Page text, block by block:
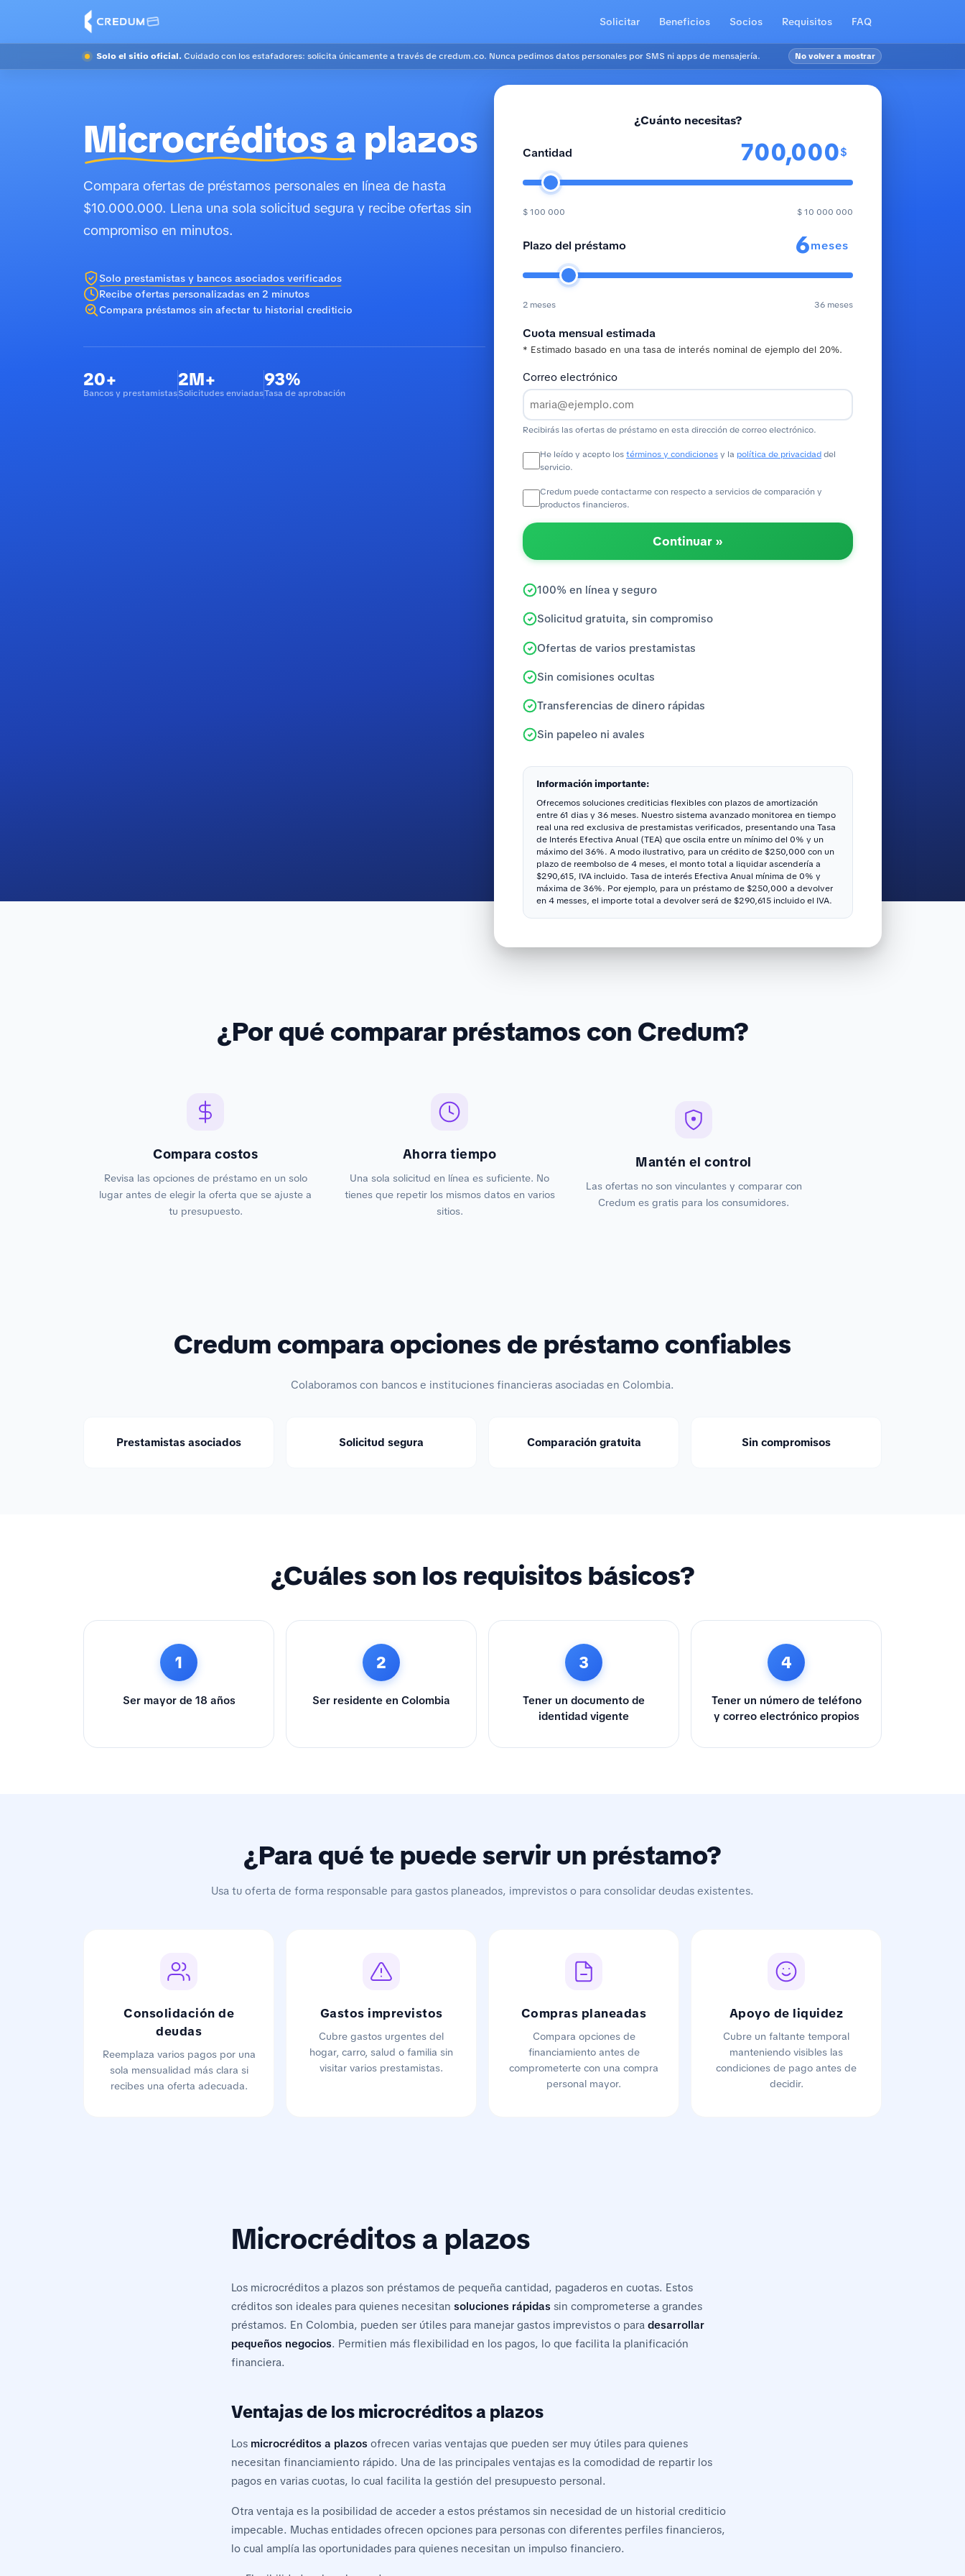
Solicitar Beneficios Socios Requisitos FAQ
Solo el sitio oficial. Cuidado con los estafadores: solicita únicamente a través de credum.co. Nunca pedimos datos personales por SMS ni apps de mensajería. No volver a mostrar
Microcréditos aplazos
Compara ofertas de préstamos personales en línea de hasta
$10.000.000. Llena una sola solicitud segura y recibe ofertas sin
compromiso en minutos.
Solo prestamistas y bancos asociados verificados
Recibe ofertas personalizadas en 2 minutos
Compara préstamos sin afectar tu historial crediticio
20+
Bancos y prestamistas
2M+
Solicitudes enviadas
93%
Tasa de aprobación
¿Cuánto necesitas?
Cantidad $
$ 100 000 $ 10 000 000
Plazo del préstamo meses
2 meses 36 meses
Cuota mensual estimada
* Estimado basado en una tasa de interés nominal de ejemplo del 20%.
Correo electrónico
Recibirás las ofertas de préstamo en esta dirección de correo electrónico.
He leído y acepto lostérminos y condicionesy la política de privacidaddel
servicio.
Credum puede contactarme con respecto a servicios de comparación y
productos financieros.
Continuar »
100% en línea y seguro
Solicitud gratuita, sin compromiso
Ofertas de varios prestamistas
Sin comisiones ocultas
Transferencias de dinero rápidas
Sin papeleo ni avales
Información importante:
Ofrecemos soluciones crediticias flexibles con plazos de amortización
entre 61 dias y 36 meses. Nuestro sistema avanzado monitorea en tiempo
real una red exclusiva de prestamistas verificados, presentando una Tasa
de Interés Efectiva Anual (TEA) que oscila entre un mínimo del 0% y un
máximo del 36%. A modo ilustrativo, para un crédito de $250,000 con un
plazo de reembolso de 4 meses, el monto total a liquidar ascendería a
$290,615, IVA incluido. Tasa de interés Efectiva Anual mínima de 0% y
máxima de 36%. Por ejemplo, para un préstamo de $250,000 a devolver
en 4 messes, el importe total a devolver será de $290,615 incluido el IVA.
¿Por qué comparar préstamos con Credum?
Compara costos
Revisa las opciones de préstamo en un solo
lugar antes de elegir la oferta que se ajuste a
tu presupuesto.
Ahorra tiempo
Una sola solicitud en línea es suficiente. No
tienes que repetir los mismos datos en varios
sitios.
Mantén el control
Las ofertas no son vinculantes y comparar con
Credum es gratis para los consumidores.
Credum compara opciones de préstamo confiables
Colaboramos con bancos e instituciones financieras asociadas en Colombia.
Prestamistas asociados Solicitud segura Comparación gratuita Sin compromisos
¿Cuáles son los requisitos básicos?
1
Ser mayor de 18 años
2
Ser residente en Colombia
3
Tener un documento de
identidad vigente
4
Tener un número de teléfono
y correo electrónico propios
¿Para qué te puede servir un préstamo?
Usa tu oferta de forma responsable para gastos planeados, imprevistos o para consolidar deudas existentes.
Consolidación de
deudas
Reemplaza varios pagos por una
sola mensualidad más clara si
recibes una oferta adecuada.
Gastos imprevistos
Cubre gastos urgentes del
hogar, carro, salud o familia sin
visitar varios prestamistas.
Compras planeadas
Compara opciones de
financiamiento antes de
comprometerte con una compra
personal mayor.
Apoyo de liquidez
Cubre un faltante temporal
manteniendo visibles las
condiciones de pago antes de
decidir.
Microcréditos a plazos
Los microcréditos a plazos son préstamos de pequeña cantidad, pagaderos en cuotas. Estos
créditos son ideales para quienes necesitan soluciones rápidas sin comprometerse a grandes
préstamos. En Colombia, pueden ser útiles para manejar gastos imprevistos o para desarrollar
pequeños negocios. Permitien más flexibilidad en los pagos, lo que facilita la planificación
financiera.
Ventajas de los microcréditos a plazos
Los microcréditos a plazos ofrecen varias ventajas que pueden ser muy útiles para quienes
necesitan financiamiento rápido. Una de las principales ventajas es la comodidad de repartir los
pagos en varias cuotas, lo cual facilita la gestión del presupuesto personal.
Otra ventaja es la posibilidad de acceder a estos préstamos sin necesidad de un historial crediticio
impecable. Muchas entidades ofrecen opciones para personas con diferentes perfiles financieros,
lo cual amplía las oportunidades para quienes necesitan un impulso financiero.